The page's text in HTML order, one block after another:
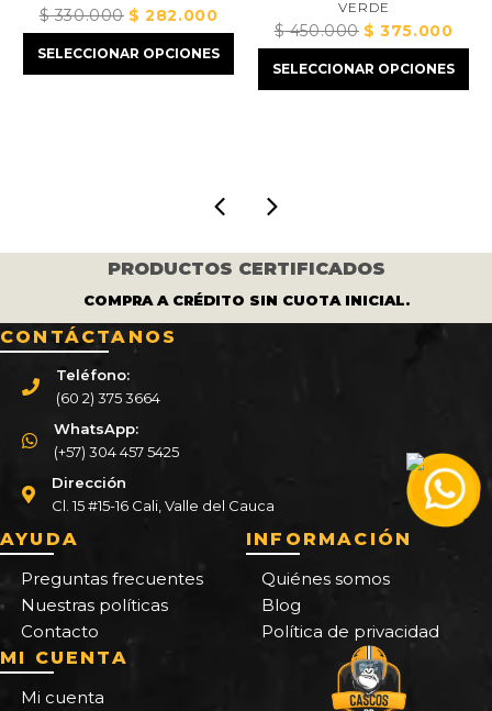
330.000El
precio
original
$282.000El
precio
actual
SELECCIONAR OPCIONES
VERDE
450.000El
precio
original
$375.000El
precio
actual
SELECCIONAR OPCIONES
PRODUCTOS CERTIFICADOS
COMPRA A CRÉDITO SIN CUOTA INICIAL.
CONTÁCTANOS
Teléfono:
(60 2) 375 3664
WhatsApp:
(+57) 304 457 5425
Dirección
Cl. 15 #15-16 Cali, Valle del Cauca
AYUDA
Preguntas frecuentes
Nuestras políticas
Contacto
INFORMACIÓN
Quiénes somos
Blog
Política de privacidad
MI CUENTA
Mi cuenta